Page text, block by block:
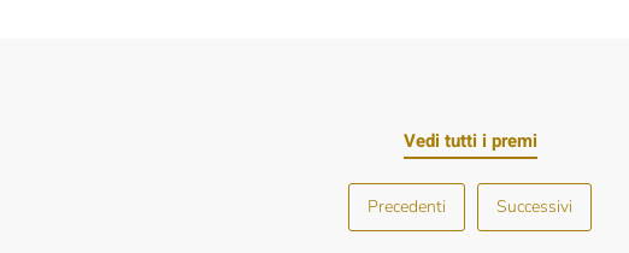
Vedi tutti i premi
Precedenti Successivi